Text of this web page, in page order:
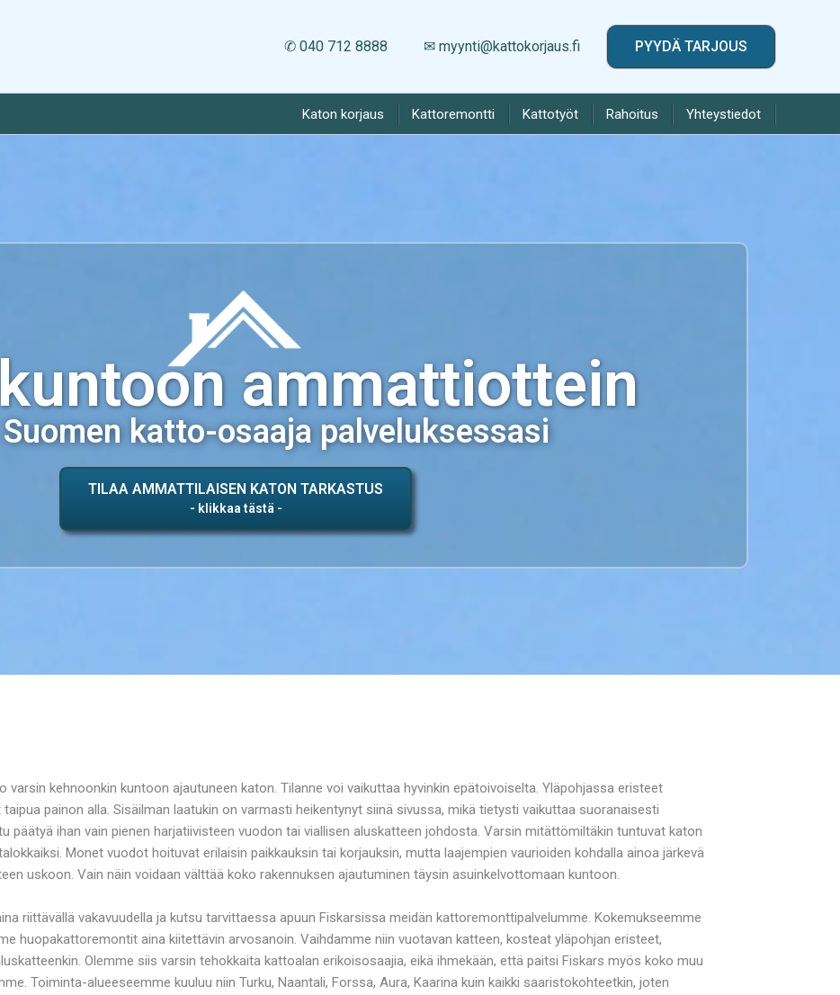
✆ 040 712 8888 ✉ myynti@kattokorjaus.fi PYYDÄ TARJOUS
Katon korjaus Kattoremontti Kattotyöt Rahoitus Yhteystiedot
ammattiottein
katto-osaaja palveluksessasi
TILAA AMMATTILAISEN KATON TARKASTUS
kehnoonkin kuntoon ajautuneen katon. Tilanne voi vaikuttaa hyvinkin epätoivoiselta. Yläpohjassa eristeet
painon alla. Sisäilman laatukin on varmasti heikentynyt siinä sivussa, mikä tietysti vaikuttaa suoranaisesti
päätyä ihan vain pienen harjatiivisteen vuodon tai viallisen aluskatteen johdosta. Varsin mitättömiltäkin tuntuvat katon
Monet vuodot hoituvat erilaisin paikkauksin tai korjauksin, mutta laajempien vaurioiden kohdalla ainoa järkevä
uskoon. Vain näin voidaan välttää koko rakennuksen ajautuminen täysin asuinkelvottomaan kuntoon.
riittävällä vakavuudella ja kutsu tarvittaessa apuun Fiskarsissa meidän kattoremonttipalvelumme. Kokemukseemme
huopakattoremontit aina kiitettävin arvosanoin. Vaihdamme niin vuotavan katteen, kosteat yläpohjan eristeet,
Olemme siis varsin tehokkaita kattoalan erikoisosaajia, eikä ihmekään, että paitsi Fiskars myös koko muu
Toiminta-alueeseemme kuuluu niin Turku, Naantali, Forssa, Aura, Kaarina kuin kaikki saaristokohteetkin, joten